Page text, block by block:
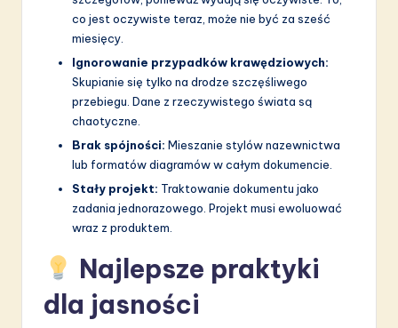
co jest oczywiste teraz, może nie być za sześć
miesięcy.
Ignorowanie przypadków krawędziowych:
Skupianie się tylko na drodze szczęśliwego
przebiegu. Dane z rzeczywistego świata są
chaotyczne.
Brak spójności: Mieszanie stylów nazewnictwa
lub formatów diagramów w całym dokumencie.
Stały projekt: Traktowanie dokumentu jako
zadania jednorazowego. Projekt musi ewoluować
wraz z produktem.
Najlepsze praktyki
dla jasności